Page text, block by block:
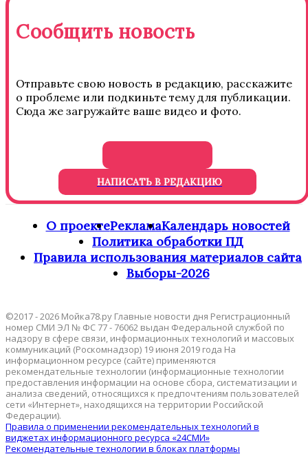
Сообщить новость
Отправьте свою новость в редакцию, расскажите
о проблеме или подкиньте тему для публикации.
Сюда же загружайте ваше видео и фото.
НАПИСАТЬ В РЕДАКЦИЮ
О проектеРекламаКалендарь новостей
Политика обработки ПД
Правила использования материалов сайта
Выборы-2026
©2017 - 2026 Мойка78.ру Главные новости дня Регистрационный
номер СМИ ЭЛ № ФС 77 - 76062 выдан Федеральной службой по
надзору в сфере связи, информационных технологий и массовых
коммуникаций (Роскомнадзор) 19 июня 2019 года На
информационном ресурсе (сайте) применяются
рекомендательные технологии (информационные технологии
предоставления информации на основе сбора, систематизации и
анализа сведений, относящихся к предпочтениям пользователей
сети «Интернет», находящихся на территории Российской
Федерации).
Правила о применении рекомендательных технологий в
виджетах информационного ресурса «24СМИ»
Рекомендательные технологии в блоках платформы